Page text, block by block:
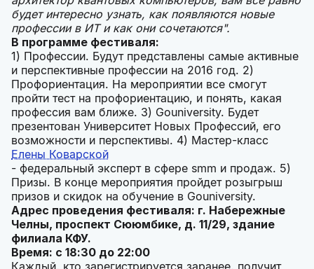
будет интересно узнать, как появляются новые
профессии в ИТ и как они сочетаются".
В программе фестиваля:
1) Профессии. Будут представлены самые активные
и перспективные профессии на 2016 год. 2)
Профориентация. На мероприятии все смогут
пройти тест на профориентацию, и понять, какая
профессия вам ближе. 3) Gouniversity. Будет
презентован Университет Новых Профессий, его
возможности и перспективы. 4) Мастер-класс
Елены Коварской
- федеральный эксперт в сфере smm и продаж. 5)
Призы. В конце мероприятия пройдет розыгрыш
призов и скидок на обучение в Gouniversity.
Адрес проведения фестиваля: г. Набережные
Челны, проспект Сююмбике, д. 11/29, здание
филиала КФУ.
Время: с 18:30 до 22:00